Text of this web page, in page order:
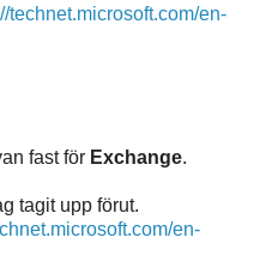
technet.microsoft.com/en-
fast för Exchange.
tagit upp förut.
en-